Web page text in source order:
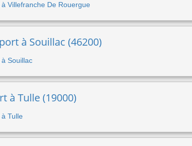
Villefranche De Rouergue
à Souillac (46200)
Souillac
à Tulle (19000)
Tulle